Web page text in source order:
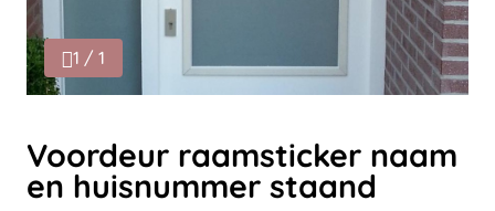
1 / 1
Voordeur raamsticker naam
en huisnummer staand